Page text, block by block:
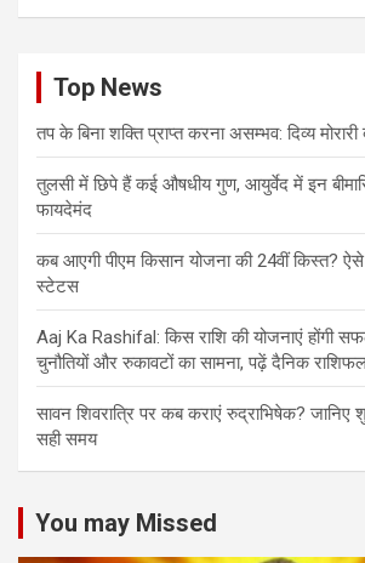
Top News
तप के बिना शक्ति प्राप्त करना असम्भव: दिव्य मोरारी
तुलसी में छिपे हैं कई औषधीय गुण, आयुर्वेद में इन
फायदेमंद
कब आएगी पीएम किसान योजना की 24वीं किस्त?
स्टेटस
Aaj Ka Rashifal: किस राशि की योजनाएं होंगी
चुनौतियों और रुकावटों का सामना, पढ़ें दैनिक
सावन शिवरात्रि पर कब कराएं रुद्राभिषेक? जानिए
सही समय
You may Missed